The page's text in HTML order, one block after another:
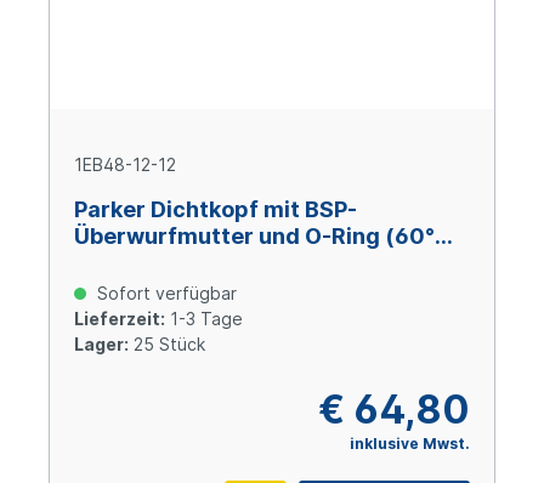
1EB48-12-12
Parker Dichtkopf mit BSP-
Überwurfmutter und O-Ring (60°
Sofort verfügbar
Lieferzeit: 1-3 Tage
Lager: 25 Stück
€ 64,80
inklusive Mwst.